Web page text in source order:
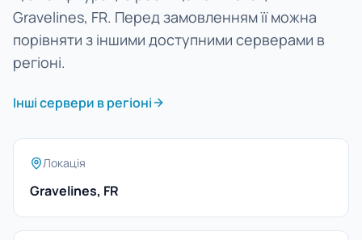
Gravelines, FR. Перед замовленням її можна
порівняти з іншими доступними серверами в
регіоні.
Інші сервери в регіоні
Локація
Gravelines, FR